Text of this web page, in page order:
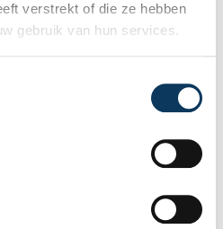
verstrekt of die ze hebben
gebruik van hun services.